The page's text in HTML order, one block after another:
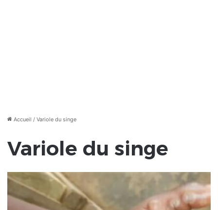
Accueil / Variole du singe
Variole du singe